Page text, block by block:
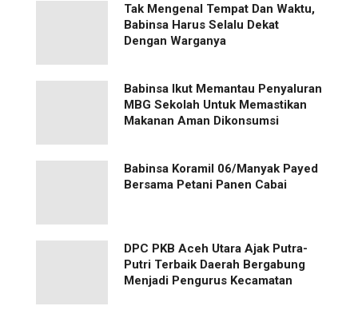
Tak Mengenal Tempat Dan Waktu,
Babinsa Harus Selalu Dekat
Dengan Warganya
Babinsa Ikut Memantau Penyaluran
MBG Sekolah Untuk Memastikan
Makanan Aman Dikonsumsi
Babinsa Koramil 06/Manyak Payed
Bersama Petani Panen Cabai
‎DPC PKB Aceh Utara Ajak Putra-
Putri Terbaik Daerah Bergabung
Menjadi Pengurus Kecamatan